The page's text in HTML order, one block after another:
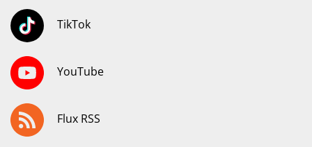
TikTok
YouTube
Flux RSS